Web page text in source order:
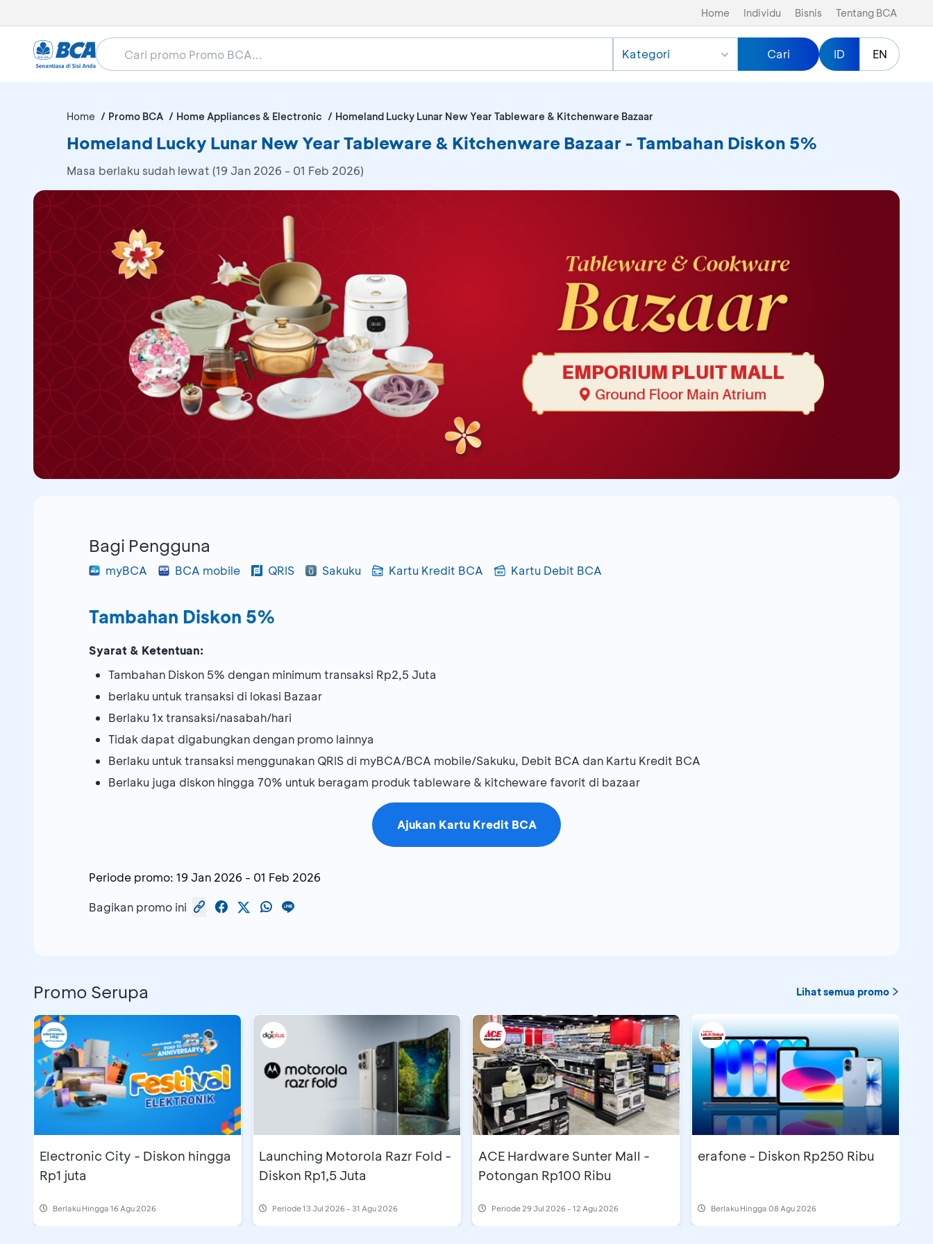
Home Individu Bisnis Tentang BCA
Kategori Cari ID EN
Home Promo BCA Home Appliances & Electronic Homeland Lucky Lunar New Year Tableware & Kitchenware Bazaar
Homeland Lucky Lunar New Year Tableware & Kitchenware Bazaar - Tambahan Diskon 5%
Masa berlaku sudah lewat (19 Jan 2026 - 01 Feb 2026)
Bagi Pengguna
myBCA BCA mobile QRIS Sakuku Kartu Kredit BCA Kartu Debit BCA
Tambahan Diskon 5%
Syarat & Ketentuan:
Tambahan Diskon 5% dengan minimum transaksi Rp2,5 Juta
⁠berlaku untuk transaksi di lokasi Bazaar
⁠Berlaku 1x transaksi/nasabah/hari
Tidak dapat digabungkan dengan promo lainnya
Berlaku untuk transaksi menggunakan QRIS di myBCA/BCA mobile/Sakuku, Debit BCA dan Kartu Kredit BCA
Berlaku juga diskon hingga 70% untuk beragam produk tableware & kitcheware favorit di bazaar
Ajukan Kartu Kredit BCA
Periode promo: 19 Jan 2026 - 01 Feb 2026
Bagikan promo ini
Promo Serupa Lihat semua promo
Electronic City - Diskon hingga
Rp1 juta
Berlaku Hingga 16 Agu 2026
Launching Motorola Razr Fold -
Diskon Rp1,5 Juta
Periode13 Jul 2026 - 31 Agu 2026
ACE Hardware Sunter Mall -
Potongan Rp100 Ribu
Periode 29 Jul 2026 - 12 Agu 2026
erafone - Diskon Rp250 Ribu
Berlaku Hingga 08 Agu 2026